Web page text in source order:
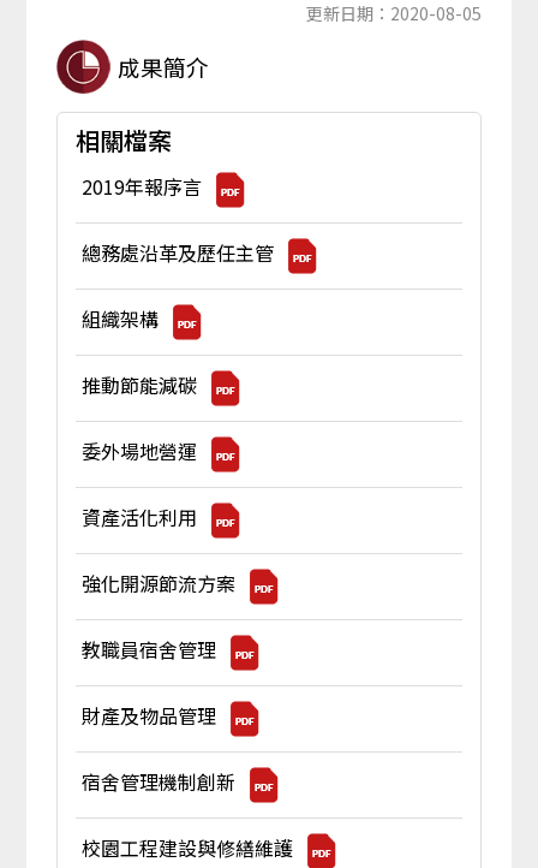
更新日期：2020-08-05
成果簡介
相關檔案
2019年報序言
總務處沿革及歷任主管
組織架構
推動節能減碳
委外場地營運
資產活化利用
強化開源節流方案
教職員宿舍管理
財產及物品管理
宿舍管理機制創新
校園工程建設與修繕維護